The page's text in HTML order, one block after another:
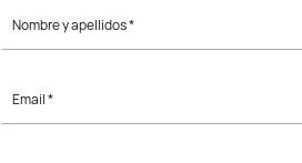
Nombre y apellidos *
Email *